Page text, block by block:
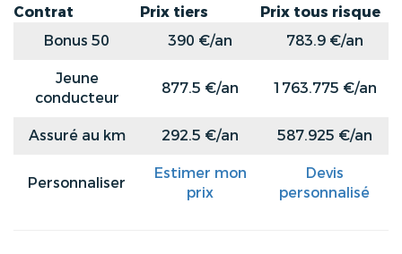
Contrat Prix tiers
Prix tous risque
Bonus 50
390 €/an
783.9 €/an
Jeune
conducteur
877.5 €/an 1763.775 €/an
Assuré au km 292.5 €/an 587.925 €/an
Personnaliser
Estimer mon
prix
Devis
personnalisé